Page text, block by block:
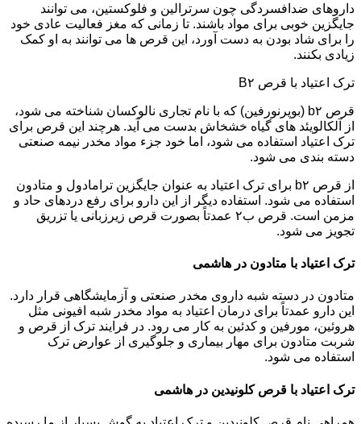
داروهای ضدافسردگی چون سرترالین و فلوکستین، می توانند
جایگزین خوبی برای مواد باشند. تا زمانی که مغز فعالیت عادی خود
را برای شاد بودن به دست آورد، این قرص ها می توانند به او کمک
زیادی بکنند.
ترک اعتیاد با قرص B۲
قرص b۲ (بوپرنورفین) که با نام تجاری نالوکسان شناخته می شود،
از آلکالویئد های گیاه خشخاش بدست می آید. هرچند این قرص برای
ترک اعتیاد استفاده می شود، اما خود جزء مواد مخدر نیمه صنعتی
دسته بندی می شود.
از قرص b۲ برای ترک اعتیاد به عنوان جایگزین ترامادول و متادون
استفاده می شود. استفاده دیگر از این دارو برای رفع دردهای حاد و
مزمن است. قرص ب۲ عمدتاً بصورت قرص زیرزبانی یا تزریق
تجویز می شود.
ترک اعتیاد با متادون در هاشمی
متادون در دسته شبه داروی مخدر صنعتی و آزمایشگاهی قرار دارد.
این دارو عمدتاً برای درمان اعتیاد به مواد مخدر شبه افیونی مثل
هروئین، مورفین و کدئین به کار می رود. در فرایند ترک از قرص و
شربت متادون برای مهار بیماری و جلوگیری از عوارض ترک
استفاده می شود.
ترک اعتیاد با قرص کلونیدین در هاشمی